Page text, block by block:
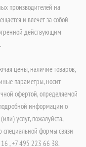
производителей на
и влечет за собой
действующим
цены, наличие товаров,
параметры, носит
офертой, определяемой
информации о
услуг, пожалуйста,
формы связи
, +7 495 223 66 38.